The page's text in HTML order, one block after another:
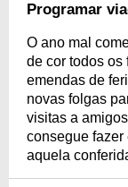
Programar
O ano mal
de cor todos os
emendas de
novas folgas
visitas a
consegue fazer
aquela